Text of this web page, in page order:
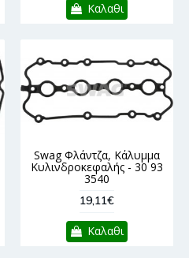
Καλαθι
Swag Φλάντζα, Κάλυμμα
Κυλινδροκεφαλής - 30 93
3540
19,11€
Καλαθι